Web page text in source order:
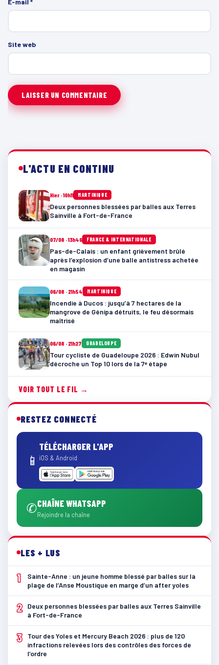
Site web
L'ACTU EN CONTINU
Hier · 10h11 MARTINIQUE
Deux personnes blessées par balles aux Terres
Sainville à Fort-de-France
07/08 · 13h46 FRANCE & INTERNATIONALE
Pas-de-Calais : un enfant grièvement brûlé
après l’explosion d’une balle antistress achetée
en magasin
06/08 · 21h54 MARTINIQUE
Incendie à Ducos : jusqu’à 7 hectares de la
mangrove de Génipa détruits, le feu désormais
maîtrisé
06/08 · 21h27 GUADELOUPE
Tour cycliste de Guadeloupe 2026 : Edwin Nubul
décroche un Top 10 lors de la 7ᵉ étape
VOIR TOUT LE FIL →
RESTEZ CONNECTÉ
📱
TÉLÉCHARGER L'APP
iOS & Android
✆CHAÎNE WHATSAPP
Rejoindre la chaîne
LES + LUS
1
Sainte-Anne : un jeune homme blessé par balles sur la
plage de l’Anse Moustique en marge d’un after yoles
2
Deux personnes blessées par balles aux Terres Sainville
à Fort-de-France
3
Tour des Yoles et Mercury Beach 2026 : plus de 120
infractions relevées lors des contrôles des forces de
l’ordre